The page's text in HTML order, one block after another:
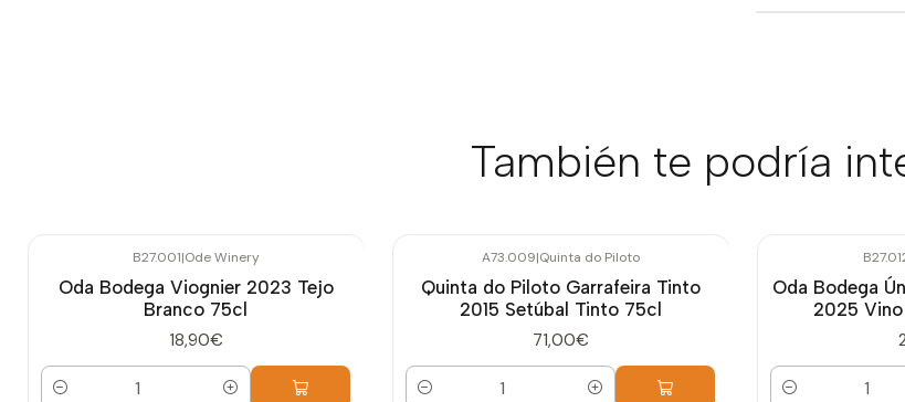
También te podría
B27.001|Ode Winery
Oda Bodega Viognier 2023 Tejo
Branco 75cl
18,90€
A73.009|Quinta do Piloto
Quinta do Piloto Garrafeira Tinto
2015 Setúbal Tinto 75cl
71,00€
Oda Bodega
2025